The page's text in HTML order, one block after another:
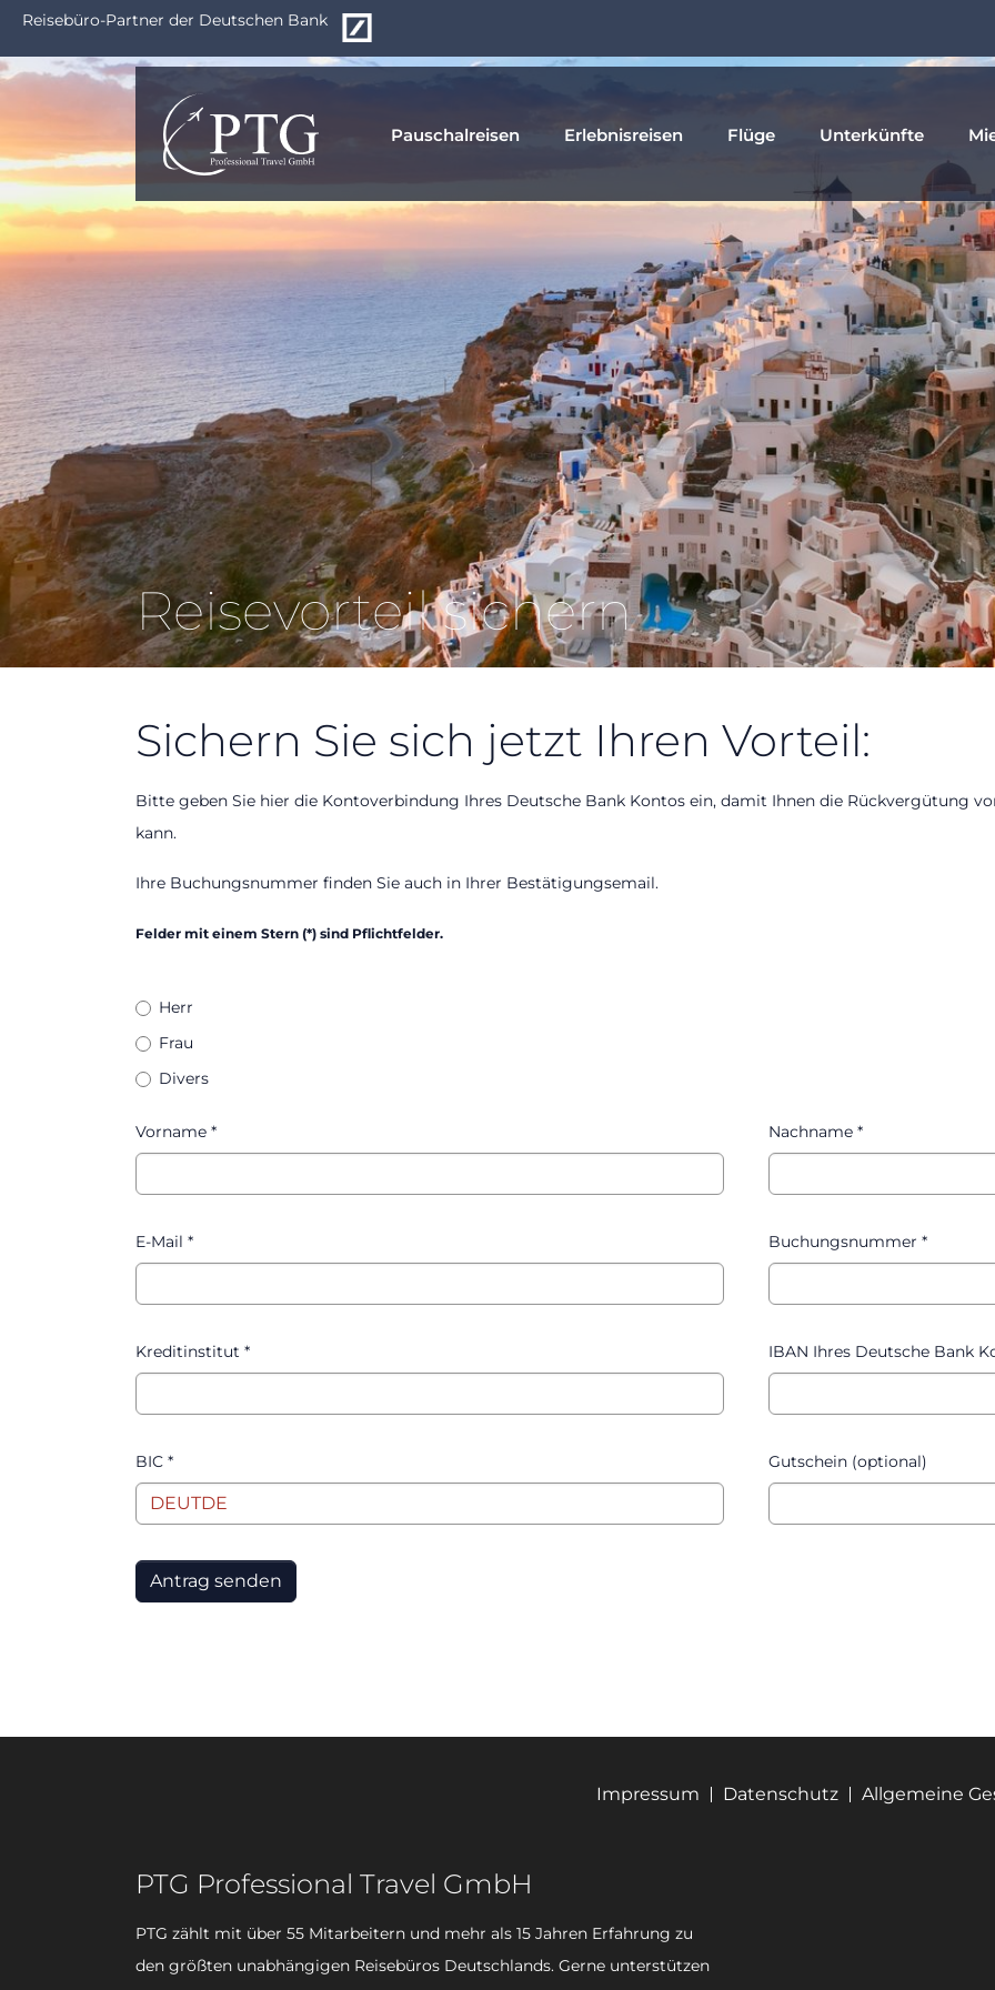
Zum
springen
Reisebüro-Partner der Deutschen Bank
Pauschalreisen Erlebnisreisen Flüge Unterkünfte
Reisevorteil sichern
Sichern Sie sich jetzt Ihren Vorteil:
Bitte geben Sie hier die Kontoverbindung Ihres Deutsche Bank Kontos ein, damit Ihnen die Rückvergütung
kann.
Ihre Buchungsnummer finden Sie auch in Ihrer Bestätigungsemail.
Felder mit einem Stern (*) sind Pflichtfelder.
Anrede
Herr
Frau
Divers
Vorname * Nachname *
E-Mail * Buchungsnummer *
Kreditinstitut * IBAN Ihres Deutsche Bank
BIC * Gutschein (optional)
Antrag senden
Impressum Datenschutz Allgemeine
PTG Professional Travel GmbH
PTG zählt mit über 55 Mitarbeitern und mehr als 15 Jahren Erfahrung zu
den größten unabhängigen Reisebüros Deutschlands. Gerne unterstützen